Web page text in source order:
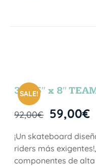
SALE!
31.75″ x 8″
92,00€ 59,00€
¡Un skateboard
riders más
componentes de